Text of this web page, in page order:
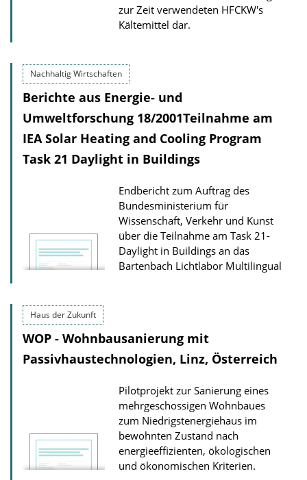
zur Zeit verwendeten HFCKW's
Kältemittel dar.
Nachhaltig Wirtschaften
Berichte aus Energie- und
Umweltforschung 18/2001Teilnahme am
IEA Solar Heating and Cooling Program
Task 21 Daylight in Buildings
Endbericht zum Auftrag des
Bundesministerium für
Wissenschaft, Verkehr und Kunst
über die Teilnahme am Task 21-
Daylight in Buildings an das
Bartenbach Lichtlabor Multilingual
Haus der Zukunft
WOP - Wohnbausanierung mit
Passivhaustechnologien, Linz, Österreich
Pilotprojekt zur Sanierung eines
mehrgeschossigen Wohnbaues
zum Niedrigstenergiehaus im
bewohnten Zustand nach
energieeffizienten, ökologischen
und ökonomischen Kriterien.